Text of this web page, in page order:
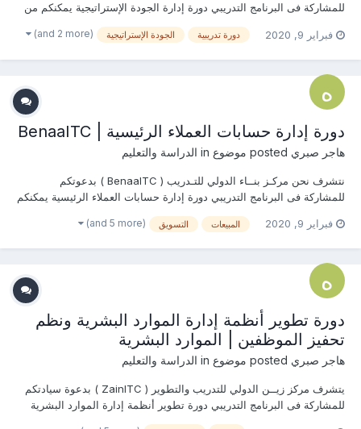
للمشاركة فى البرنامج التدريبي دورة إدارة الجودة الإستراتيجية يمكنكم من
وإرسال العرض المالي والفني الخاص بالبرنامج التدريبي المطلوب...
فبراير 9, 2020 دورة تدريبية الجودة الإستراتيجية (and 2 more)
دورة إدارة حسابات العملاء الرئيسية | BenaaITC
هاجر صبري الدراسة والتعليم
نتشرف نحن مركـز بنــاء الدولي للتـدريب ( BenaaITC ) بدعوتكم
للمشاركة فى البرنامج التدريبي دورة إدارة حسابات العملاء الرئيسية يمكنكم
وإرسال العرض المالي والفني الخاص بالبرنامج التدريبي المطلوب...
فبراير 9, 2020 المبيعات التسويق (and 5 more)
دورة تطوير أنظمة إدارة الموارد البشرية ونظم
تحفيز الموظفين | الموارد البشرية
هاجر صبري الدراسة والتعليم
يتشرف مركز زيــن الدولي للتدريب والتطوير ( ZainITC ) بدعوة سيادتكم
للمشاركة فى البرنامج التدريبي دورة تطوير أنظمة إدارة الموارد البشرية